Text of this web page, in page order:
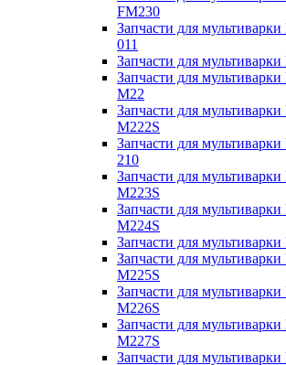
FM230
Запчасти для
011
Запчасти для
Запчасти для
M22
Запчасти для
M222S
Запчасти для
210
Запчасти для
M223S
Запчасти для
M224S
Запчасти для
Запчасти для
M225S
Запчасти для
M226S
Запчасти для
M227S
Запчасти для